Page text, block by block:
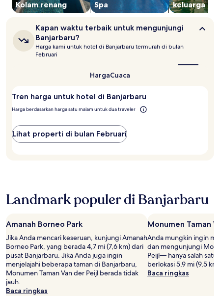
berubah
sewaktu-
Ketentuan
tambahan
mungkin
berlaku.
Kolam renang Spa keluarga
Kapan
waktu
terbaik
untuk
mengunjungi
Kapan waktu terbaik untuk mengunjungi
Banjarbaru?
Harga kami untuk hotel di Banjarbaru termurah di bulan
Februari
HargaCuaca
Tren harga untuk hotel di Banjarbaru
Harga berdasarkan harga satu malam untuk dua traveler
Lihat properti di bulan Februari
Landmark populer di Banjarbaru
Amanah Borneo Park
Jika Anda mencari keseruan, kunjungi Amanah
Borneo Park, yang berada 4,7 mi (7,6 km) dari
pusat Banjarbaru. Jika Anda juga ingin
menjelajahi beberapa taman di Banjarbaru,
Monumen Taman Van der Peijl berada tidak
jauh.
Baca ringkas
Monumen Taman
Anda mungkin ingin
dan mengunjungi
Peijl— hanya salah satu
berlokasi 5,9 mi (9,5
Baca ringkas